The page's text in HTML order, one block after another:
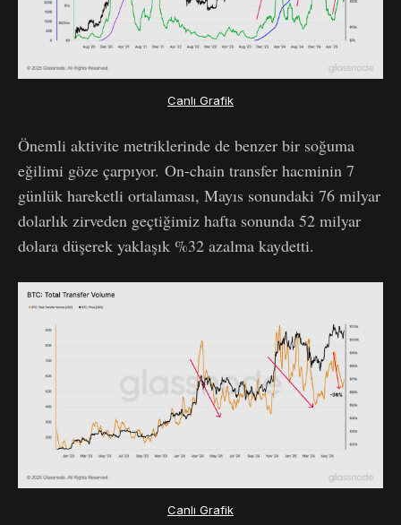
Canlı Grafik
Önemli aktivite metriklerinde de benzer bir soğuma
eğilimi göze çarpıyor. On-chain transfer hacminin 7
günlük hareketli ortalaması, Mayıs sonundaki 76 milyar
dolarlık zirveden geçtiğimiz hafta sonunda 52 milyar
dolara düşerek yaklaşık %32 azalma kaydetti.
Canlı Grafik